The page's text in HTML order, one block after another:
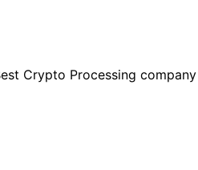
Crypto Processing company